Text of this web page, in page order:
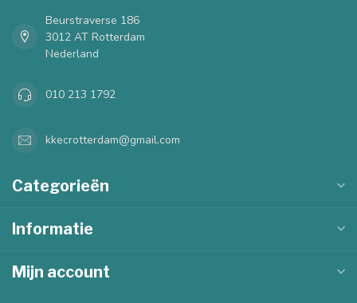
Beurstraverse 186
3012 AT Rotterdam
Nederland
010 213 1792
kkecrotterdam@gmail.com
Categorieën
Informatie
Mijn account